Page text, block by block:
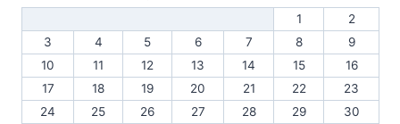
1
2
3
4 5 6 7 8
9
10
11 12 13 14 15
16
17
18 19 20 21 22
23
24
25 26 27 28 29
30